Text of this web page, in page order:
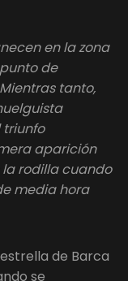
en la zona
de
tanto,
triunfo
aparición
la rodilla cuando
media hora
de Barca
se